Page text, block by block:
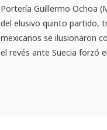
Portería Guillermo Ochoa
del elusivo quinto partido,
mexicanos se ilusionaron
el revés ante Suecia forzó